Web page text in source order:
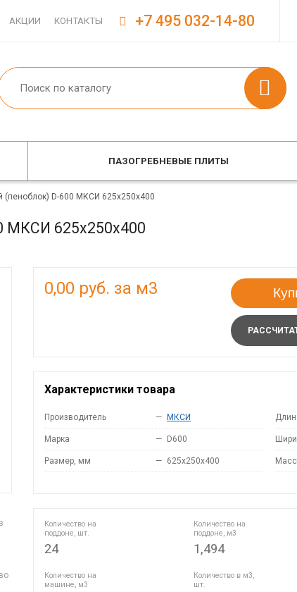
АКЦИИ КОНТАКТЫ +7 495 032-14-80
ПАЗОГРЕБНЕВЫЕ ПЛИТЫ
(пеноблок) D-600 МКСИ 625x250x400
МКСИ 625x250x400
0,00 руб. за м3
Характеристики товара
Производитель — МКСИ
Марка — D600
Размер, мм — 625x250x400
Количество на
поддоне, шт.
24
Количество на
поддоне, м3
1,494
Количество на
машине, м3
Количество в м3,
шт.